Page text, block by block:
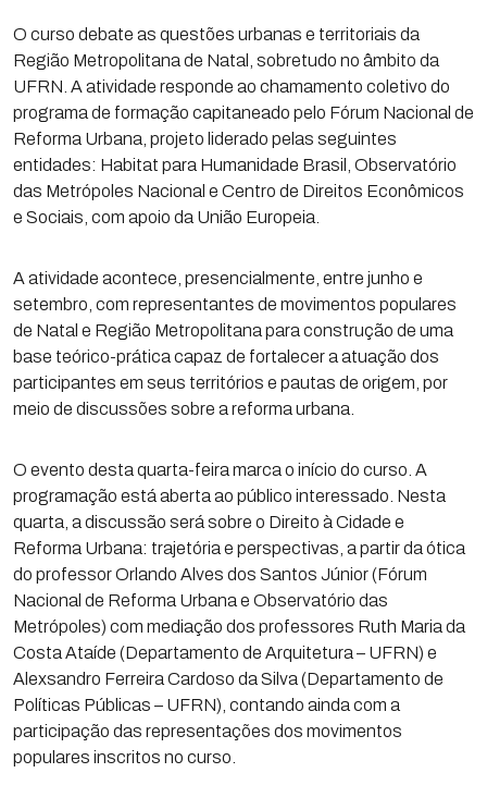
O curso debate as questões urbanas e territoriais da
Região Metropolitana de Natal, sobretudo no âmbito da
UFRN. A atividade responde ao chamamento coletivo do
programa de formação capitaneado pelo Fórum Nacional de
Reforma Urbana, projeto liderado pelas seguintes
entidades: Habitat para Humanidade Brasil, Observatório
das Metrópoles Nacional e Centro de Direitos Econômicos
e Sociais, com apoio da União Europeia.
A atividade acontece, presencialmente, entre junho e
setembro, com representantes de movimentos populares
de Natal e Região Metropolitana para construção de uma
base teórico-prática capaz de fortalecer a atuação dos
participantes em seus territórios e pautas de origem, por
meio de discussões sobre a reforma urbana.
O evento desta quarta-feira marca o início do curso. A
programação está aberta ao público interessado. Nesta
quarta, a discussão será sobre o Direito à Cidade e
Reforma Urbana: trajetória e perspectivas, a partir da ótica
do professor Orlando Alves dos Santos Júnior (Fórum
Nacional de Reforma Urbana e Observatório das
Metrópoles) com mediação dos professores Ruth Maria da
Costa Ataíde (Departamento de Arquitetura – UFRN) e
Alexsandro Ferreira Cardoso da Silva (Departamento de
Políticas Públicas – UFRN), contando ainda com a
participação das representações dos movimentos
populares inscritos no curso.